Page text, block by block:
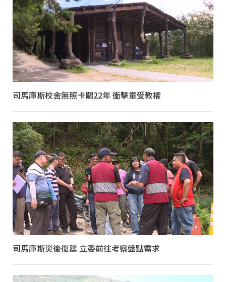
司馬庫斯校舍無照卡關22年 衝擊童受教權
司馬庫斯災後復建 立委前往考察盤點需求